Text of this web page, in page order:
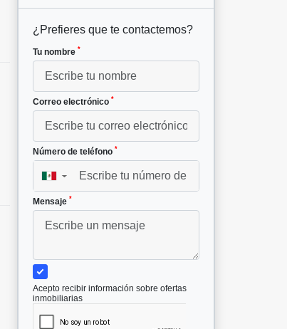
¿Prefieres que te contactemos?
Tu nombre *
Correo electrónico *
Número de teléfono *
▼
Mensaje *
Acepto recibir información sobre ofertas
inmobiliarias